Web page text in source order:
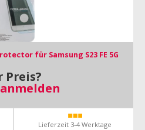
für Samsung S23 FE 5G
Preis?
anmelden
Lieferzeit 3-4 Werktage